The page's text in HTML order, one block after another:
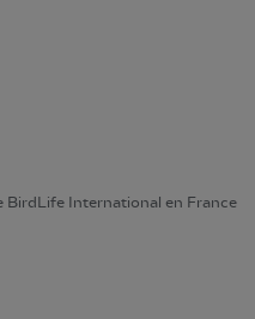
BirdLife International en France